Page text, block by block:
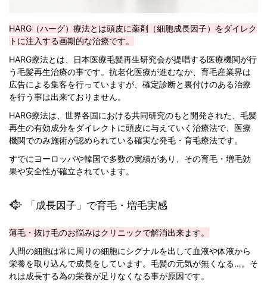
HARG（ハーグ）療法とは頭皮に薬剤（細胞成長因子）をダイレク
トに注入する画期的な治療です。
HARG療法とは、日本医療毛髪再生研究会が提唱する医療機関が行
う毛髪再生治療の事です。抗老化医療が進むなか、育毛産業界は
広告による集客を行っていますが、確定診断と裏付けのある治療
を行う事は出来ておりません。
HARG療法は、世界各国における共同研究のもと開発された、毛髪
再生の有効成分をダイレクトに頭皮に与えていく治療法で、医療
機関でのみ施術が認められている確実な発毛・育毛療法です。
すでにヨーロッパや韓国で多数の実績があり、その育毛・増毛効
果や安全性が確立されています。
「成長因子」で育毛・増毛実感
薄毛・抜け毛のお悩みはクリニックで解消出来ます。
人間の細胞は常に周りの細胞にシグナルを出して血液や体液から
栄養を取り込んで成長をしています。毛髪の元気が無くなる…。そ
れは成長する為の栄養が足りなくなる事が原因です。